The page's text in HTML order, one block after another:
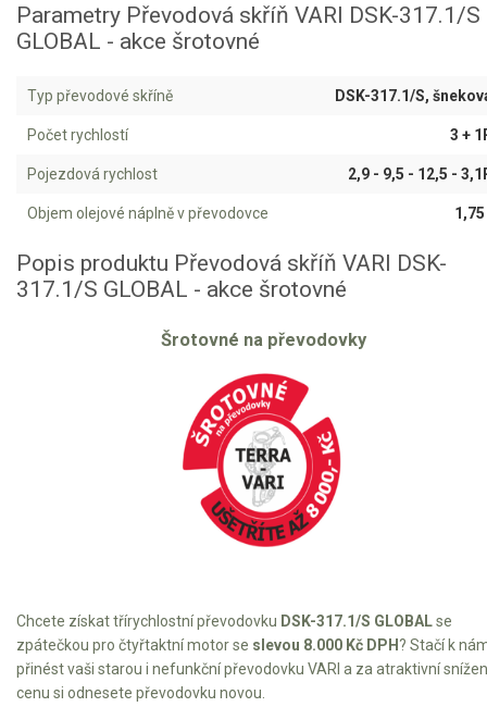
Aku STIHL
Štípačka na dřevo
VARI
VARI akční sety
VARI přímo připojitelné stroje
VARI šrotovné a ekodotace
VARI multifunkční nosiče
Kultivátory
Nůžky na živý plot
Parametry Převodová skříň VARI DSK-317.1/S
GLOBAL - akce šrotovné
Typ převodové skříně DSK-317.1/S,
Počet rychlostí 3 +
Pojezdová rychlost 2,9 - 9,5 - 12,5 -
Objem olejové náplně v převodovce
Popis produktu Převodová skříň VARI DSK-
317.1/S GLOBAL - akce šrotovné
Šrotovné na převodovky
Chcete získat třírychlostní převodovku DSK-317.1/S GLOBALse
zpátečkou pro čtyřtaktní motor se slevou 8.000 Kč DPH ? Stačí k
přinést vaši starou i nefunkční převodovku VARI a za atraktivní
cenu si odnesete převodovku novou.